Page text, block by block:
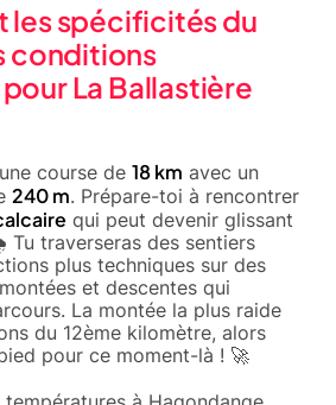
les spécificités du
conditions
La Ballastière
course de 18 km avec un
240 m. Prépare-toi à rencontrer
qui peut devenir glissant
traverseras des sentiers
plus techniques sur des
et descentes qui
La montée la plus raide
du 12ème kilomètre, alors
pour ce moment-là ! 🚀